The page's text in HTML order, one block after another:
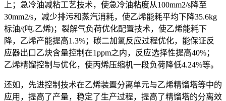
上；急冷油减粘工艺技术，使急冷油粘度从100mm2/s降至
30mm2/s，减少排污和蒸汽消耗，使乙烯能耗平均下降35.6kg
标油/(吨.乙烯)；裂解气负荷优化配置技术，使乙烯能耗下
降，乙烯产能提高1.3%；碳二加氢反应过程优化，能保证反
应器出口乙炔含量控制在1ppm之内，反应选择性提高40%；
乙烯精馏控制与优化，使丙烯压缩机一段负荷降低4.24%等。
还如，先进控制技术在乙烯装置分离单元与乙烯精馏塔等中的
应用，提高了产量，稳定了生产过程，提高了精馏塔的分离效